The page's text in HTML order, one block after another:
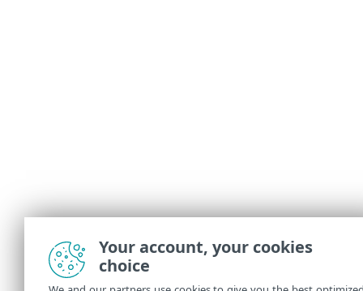
Your account, your cookies
choice